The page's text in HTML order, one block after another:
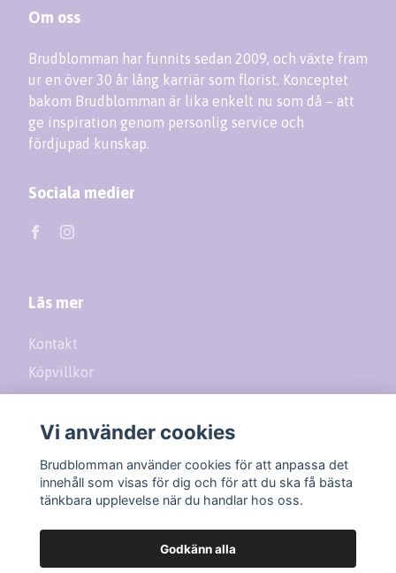
Om oss
Brudblomman har funnits sedan 2009, och växte fram
ur en över 30 år lång karriär som florist. Konceptet
bakom Brudblomman är lika enkelt nu som då – att
ge inspiration genom personlig service och
fördjupad kunskap.
Sociala medier
Läs mer
Kontakt
Köpvillkor
Prenumerera på vårt nyhetsbrev
Vi använder cookies
Brudblomman använder cookies för att anpassa det
innehåll som visas för dig och för att du ska få bästa
tänkbara upplevelse när du handlar hos oss.
Godkänn alla